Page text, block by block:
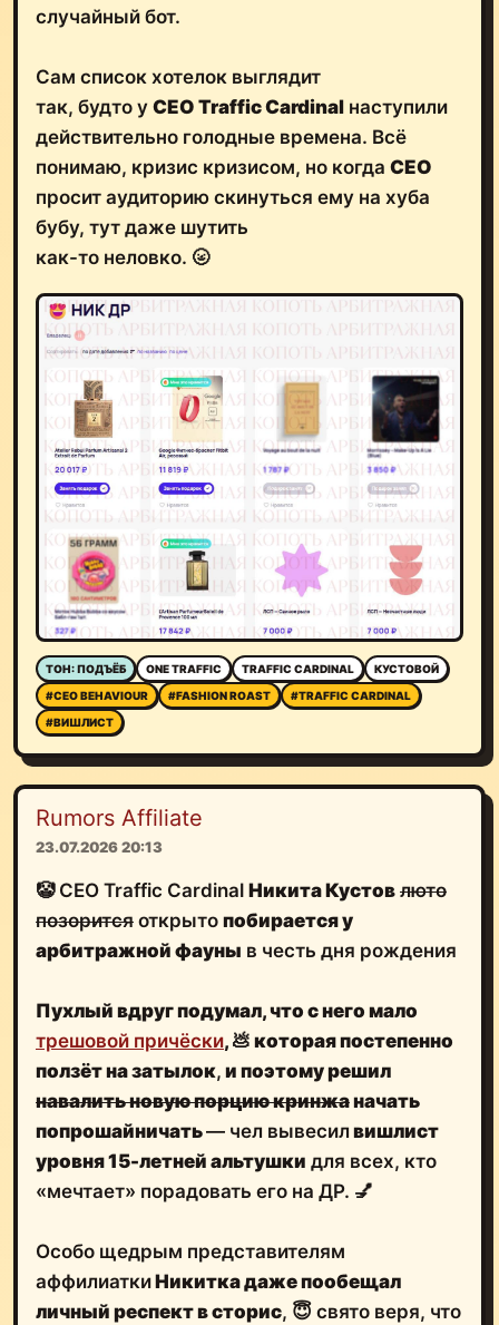
случайный бот.
Сам список хотелок выглядит
так, будто у CEO Traffic Cardinal наступили
действительно голодные времена. Всё
понимаю, кризис кризисом, но когда CEO
просит аудиторию скинуться ему на хуба
бубу, тут даже шутить
как-то неловко. 🌝
ТОН: ПОДЪЁБ ONE TRAFFIC TRAFFIC CARDINAL
КУСТОВОЙ
#CEO BEHAVIOUR
#FASHION ROAST
#TRAFFIC CARDINAL
#ВИШЛИСТ
Rumors Affiliate
23.07.2026 20:13
🤡 CEO Traffic Cardinal Никита Кустов люто
позорится открыто побирается у
арбитражной фауны в честь дня рождения
Пухлый вдруг подумал, что с него мало
трешовой причёски, 💩 которая постепенно
ползёт на затылок, и поэтому решил
навалить новую порцию кринжаначать
попрошайничать— чел вывесилвишлист
уровня 15-летней альтушки для всех, кто
«мечтает» порадовать его на ДР. 💅
Особо щедрым представителям
аффилиаткиНикитка даже пообещал
личный респект в сторис, 😇 свято веря, что